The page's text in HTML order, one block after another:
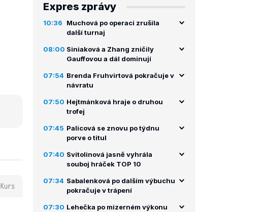
Kurs
Expres zprávy
10:36
Muchová po operaci zrušila
další turnaj
08:00 Siniaková a Zhang zničily
Gauffovou a dál dominují
07:54 Brenda Fruhvirtová pokračuje v
návratu
07:50 Hejtmánková hraje o druhou
trofej
07:45 Palicová se znovu po týdnu
porve o titul
07:40 Svitolinová jasně vyhrála
souboj hráček TOP 10
07:34 Sabalenková po dalším výbuchu
pokračuje v trápení
07:30 Lehečka po mizerném výkonu